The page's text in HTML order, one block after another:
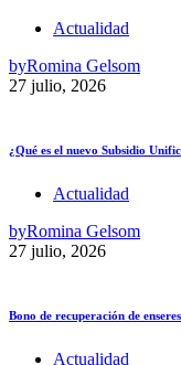
Actualidad
byRomina Gelsom
27 julio, 2026
¿Qué es el nuevo Subsidio
Actualidad
byRomina Gelsom
27 julio, 2026
Bono de recuperación de
Actualidad